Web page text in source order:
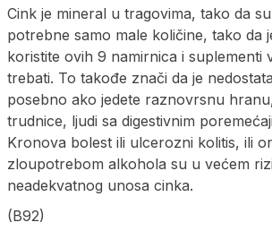
Cink je mineral u tragovima, tako da
potrebne samo male količine, tako da
koristite ovih 9 namirnica i suplementi
trebati. To takođe znači da je
posebno ako jedete raznovrsnu
trudnice, ljudi sa digestivnim
Kronova bolest ili ulcerozni kolitis, ili
zloupotrebom alkohola su u većem
neadekvatnog unosa cinka.
(B92)